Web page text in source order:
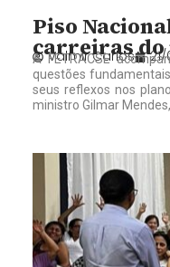
Piso
carreiras
Valmir Carlos
A FETRACSE
questões
seus reflexos nos
ministro Gilmar